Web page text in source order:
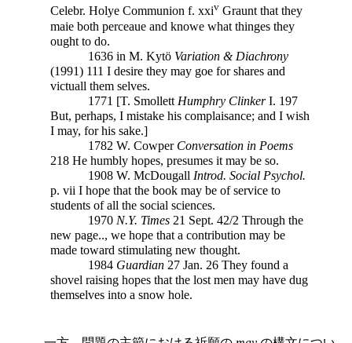
Celebr. Holye Communion f. xxiv Graunt that they
maie both perceaue and knowe what thinges they
ought to do.
1636 in M. Kytö Variation & Diachrony
(1991) 111 I desire they may goe for shares and
victuall them selves.
1771 [T. Smollett Humphry ClinkerI. 197
But, perhaps, I mistake his complaisance; and I wish
I may, for his sake.]
1782 W. Cowper Conversation in Poems
218 He humbly hopes, presumes it may be so.
1908 W. McDougall Introd. Social Psychol.
p. vii I hope that the book may be of service to
students of all the social sciences.
1970 N.Y. Times 21 Sept. 42/2 Through the
new page.., we hope that a contribution may be
made toward stimulating new thought.
1984 Guardian 27 Jan. 26 They found a
shovel raising hopes that the lost men may have dug
themselves into a snow hole.